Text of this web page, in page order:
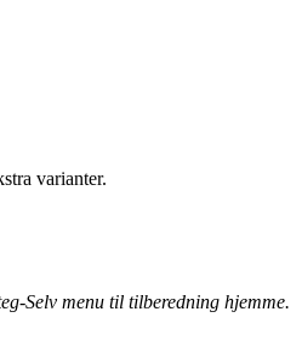
varianter.
Selv menu til tilberedning hjemme.